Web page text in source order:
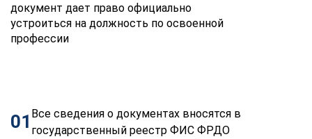
документ дает право официально
устроиться на должность по освоенной
профессии
01 Все сведения о документах вносятся в
государственный реестр ФИС ФРДО